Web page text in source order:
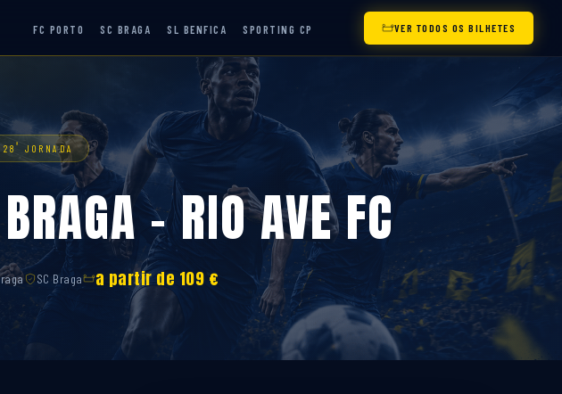
FC PORTO SC BRAGA SL BENFICA SPORTING CP VER TODOS OS BILHETES
28 ª JORNADA
– RIO AVE FC
SC Braga a partir de 109 €